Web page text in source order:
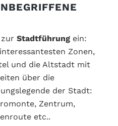
Stadtführungein:
Zonen,
und die Altstadt mit
über die
der Stadt:
Zentrum,
etc..